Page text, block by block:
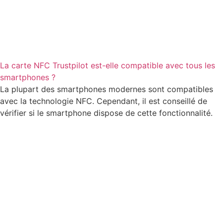
La carte NFC Trustpilot est-elle compatible avec tous les
smartphones ?
La plupart des smartphones modernes sont compatibles
avec la technologie NFC. Cependant, il est conseillé de
vérifier si le smartphone dispose de cette fonctionnalité.